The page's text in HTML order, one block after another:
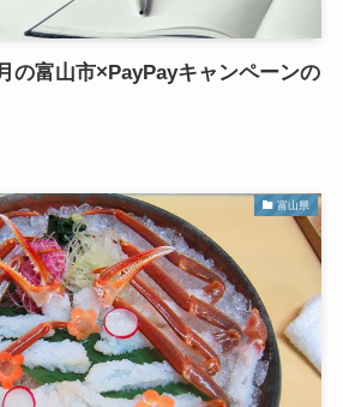
の富山市×PayPayキャンペーンの
富山県